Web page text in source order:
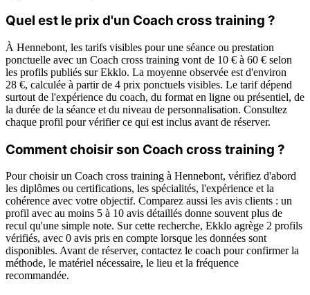
Quel est le prix d'un Coach cross training ?
À Hennebont, les tarifs visibles pour une séance ou prestation
ponctuelle avec un Coach cross training vont de 10 € à 60 € selon
les profils publiés sur Ekklo. La moyenne observée est d'environ
28 €, calculée à partir de 4 prix ponctuels visibles. Le tarif dépend
surtout de l'expérience du coach, du format en ligne ou présentiel, de
la durée de la séance et du niveau de personnalisation. Consultez
chaque profil pour vérifier ce qui est inclus avant de réserver.
Comment choisir son Coach cross training ?
Pour choisir un Coach cross training à Hennebont, vérifiez d'abord
les diplômes ou certifications, les spécialités, l'expérience et la
cohérence avec votre objectif. Comparez aussi les avis clients : un
profil avec au moins 5 à 10 avis détaillés donne souvent plus de
recul qu'une simple note. Sur cette recherche, Ekklo agrège 2 profils
vérifiés, avec 0 avis pris en compte lorsque les données sont
disponibles. Avant de réserver, contactez le coach pour confirmer la
méthode, le matériel nécessaire, le lieu et la fréquence
recommandée.